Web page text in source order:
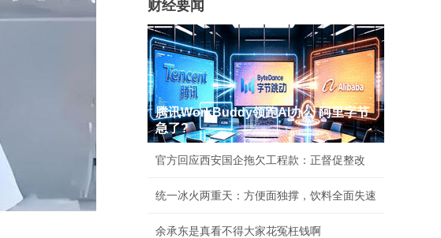
财经要闻
腾讯WorkBuddy领跑AI办公 阿里字节
急了?
官方回应西安国企拖欠工程款：正督促整改
统一冰火两重天：方便面独撑，饮料全面失速
余承东是真看不得大家花冤枉钱啊